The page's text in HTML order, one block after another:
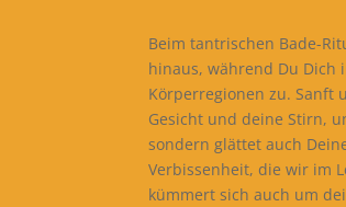
Beim tantrischen Bade-
hinaus, während Du Dich
Körperregionen zu. Sanft
Gesicht und deine Stirn,
sondern glättet auch
Verbissenheit, die wir im
kümmert sich auch um